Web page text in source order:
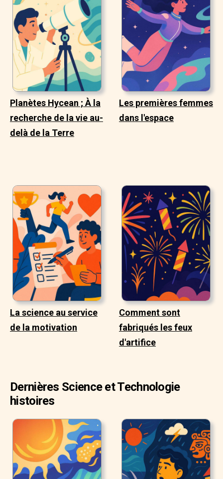
Planètes Hycean ; À la
recherche de la vie au-
delà de la Terre
Les premières femmes
dans l'espace
La science au service
de la motivation
Comment sont
fabriqués les feux
d'artifice
Dernières Science et Technologie
histoires